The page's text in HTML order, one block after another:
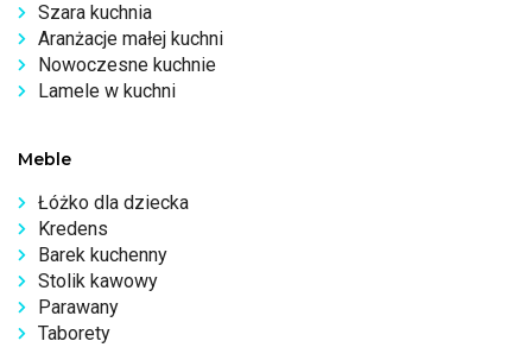
Szara kuchnia
Aranżacje małej kuchni
Nowoczesne kuchnie
Lamele w kuchni
Meble
Łóżko dla dziecka
Kredens
Barek kuchenny
Stolik kawowy
Parawany
Taborety